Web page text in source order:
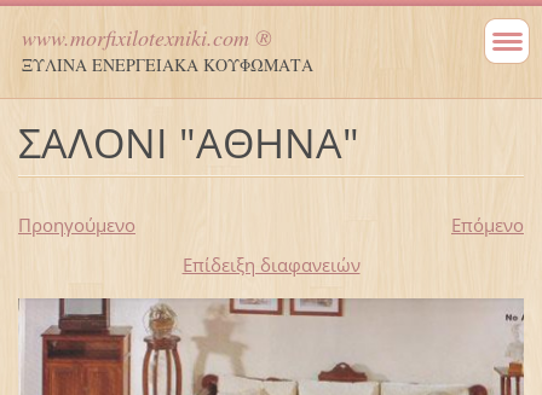
www.morfixilotexniki.com ®
ΞΥΛΙΝΑ ΕΝΕΡΓΕΙΑΚΑ ΚΟΥΦΩΜΑΤΑ
ΣΑΛΟΝΙ "ΑΘΗΝΑ"
Προηγούμενο
Επόμενο
Επίδειξη διαφανειών